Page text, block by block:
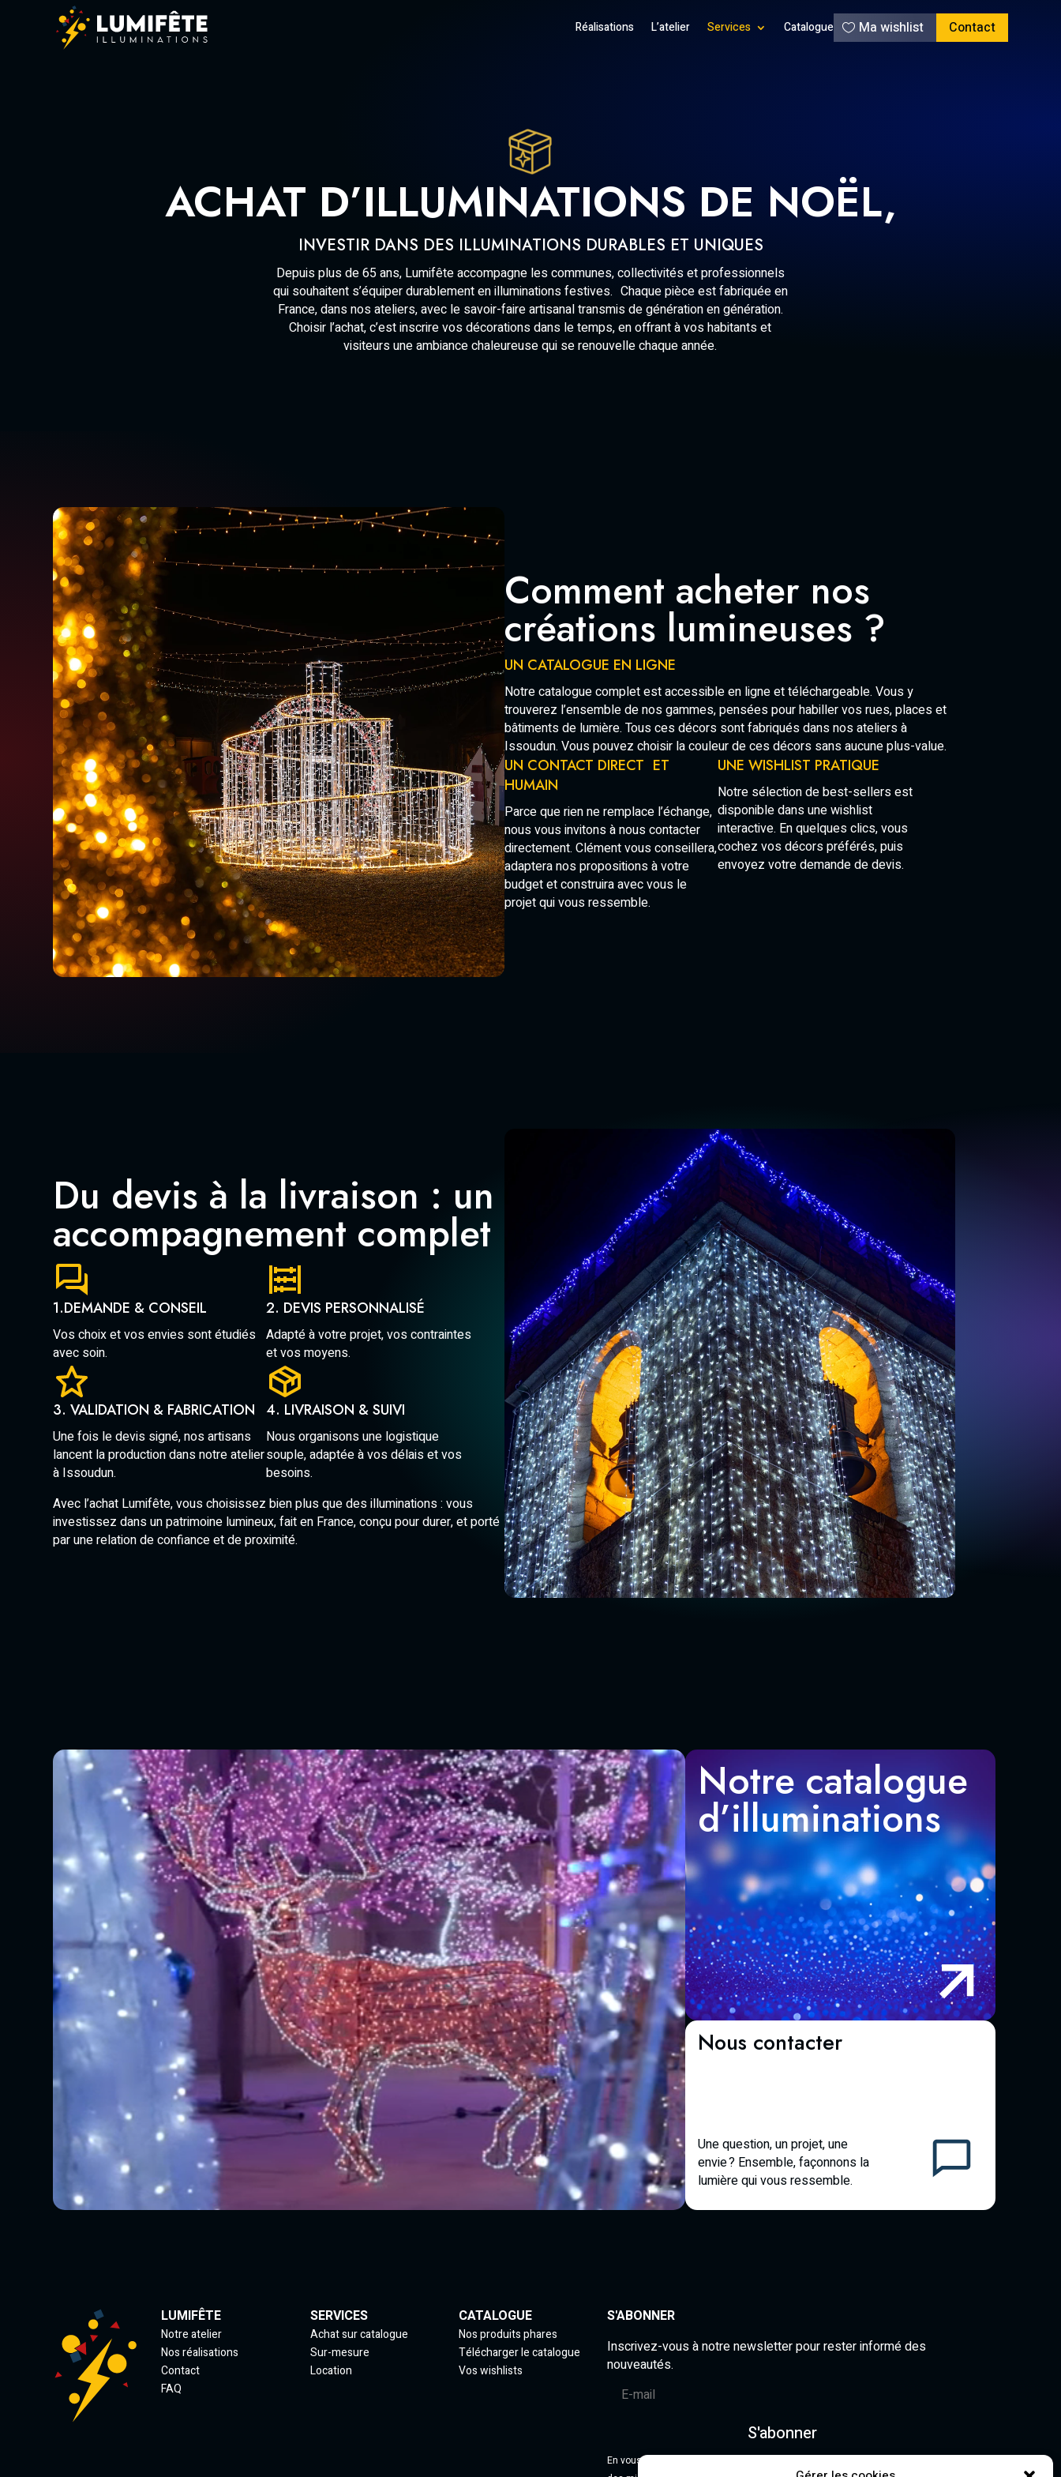
Réalisations L’atelier Services Catalogue Ma wishlist Contact
ACHAT D’ILLUMINATIONS DE NOËL,
INVESTIR DANS DES ILLUMINATIONS DURABLES ET UNIQUES
Depuis plus de 65 ans, Lumifête accompagne les communes, collectivités et professionnels
qui souhaitent s’équiper durablement en illuminations festives. Chaque pièce est fabriquée en
France, dans nos ateliers, avec le savoir-faire artisanal transmis de génération en génération.
Choisir l’achat, c’est inscrire vos décorations dans le temps, en offrant à vos habitants et
visiteurs une ambiance chaleureuse qui se renouvelle chaque année.
Comment acheter nos
créations lumineuses ?
UN CATALOGUE EN LIGNE
Notre catalogue complet est accessible en ligne et téléchargeable. Vous y
trouverez l’ensemble de nos gammes, pensées pour habiller vos rues, places et
bâtiments de lumière. Tous ces décors sont fabriqués dans nos ateliers à
Issoudun. Vous pouvez choisir la couleur de ces décors sans aucune plus-value.
UN CONTACT DIRECT ET
HUMAIN
Parce que rien ne remplace l’échange,
nous vous invitons à nous contacter
directement. Clément vous conseillera,
adaptera nos propositions à votre
budget et construira avec vous le
projet qui vous ressemble.
UNE WISHLIST PRATIQUE
Notre sélection de best-sellers est
disponible dans une wishlist
interactive. En quelques clics, vous
cochez vos décors préférés, puis
envoyez votre demande de devis.
Du devis à la livraison : un
accompagnement complet
1.DEMANDE & CONSEIL
Vos choix et vos envies sont étudiés
avec soin.
3. VALIDATION & FABRICATION
Une fois le devis signé, nos artisans
lancent la production dans notre atelier
à Issoudun.
2. DEVIS PERSONNALISÉ
Adapté à votre projet, vos contraintes
et vos moyens.
4. LIVRAISON & SUIVI
Nous organisons une logistique
souple, adaptée à vos délais et vos
besoins.
Avec l’achat Lumifête, vous choisissez bien plus que des illuminations : vous
investissez dans un patrimoine lumineux, fait en France, conçu pour durer, et porté
par une relation de confiance et de proximité.
Lecteur
vidéo
Notre catalogue
d’illuminations
Nous contacter
Une question, un projet, une
envie ? Ensemble, façonnons la
lumière qui vous ressemble.
LUMIFÊTE
Notre atelier
Nos réalisations
Contact
FAQ
SERVICES
Achat sur catalogue
Sur-mesure
Location
CATALOGUE
Nos produits phares
Télécharger le catalogue
Vos wishlists
S'ABONNER
Inscrivez-vous à notre newsletter pour rester informé des
nouveautés.
S'abonner
En vous abonnant, vous acceptez notre politique de confidentialité et recevez